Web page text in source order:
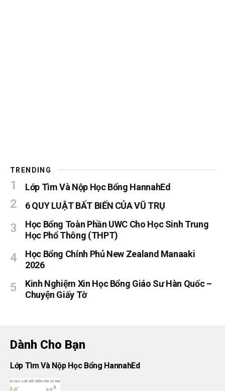
TRENDING
Lớp Tìm Và Nộp Học Bổng HannahEd
6 QUY LUẬT BẤT BIẾN CỦA VŨ TRỤ
Học Bổng Toàn Phần UWC Cho Học Sinh Trung
Học Phổ Thông (THPT)
Học Bổng Chính Phủ New Zealand Manaaki
2026
Kinh Nghiệm Xin Học Bổng Giáo Sư Hàn Quốc –
Chuyện Giấy Tờ
Dành Cho Bạn
Lớp Tìm Và Nộp Học Bổng HannahEd